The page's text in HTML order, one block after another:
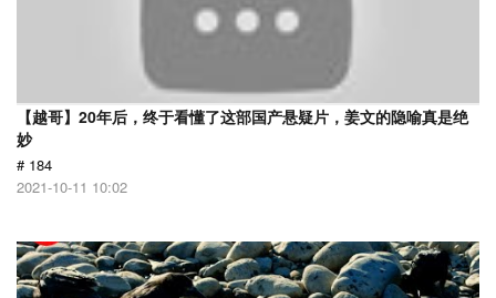
【越哥】20年后，终于看懂了这部国产悬疑片，姜文的隐喻真是绝
妙
# 184
2021-10-11 10:02